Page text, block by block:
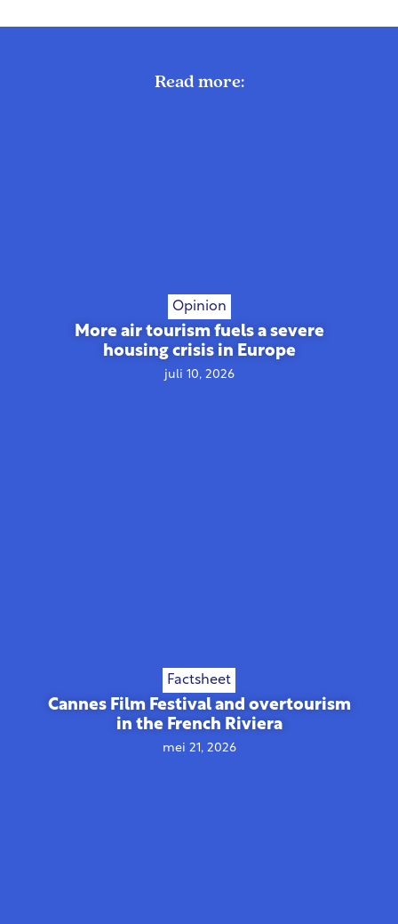
Read more:
Opinion
More air tourism fuels a severe
housing crisis in Europe
juli 10, 2026
Factsheet
Cannes Film Festival and overtourism
in the French Riviera
mei 21, 2026